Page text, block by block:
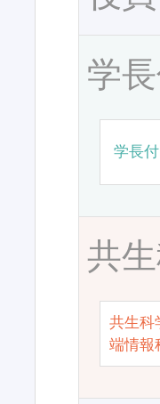
学
学長
共
共生
端情報